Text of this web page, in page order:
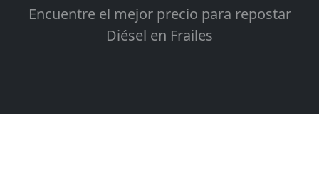
Encuentre el mejor precio para repostar
Diésel en Frailes